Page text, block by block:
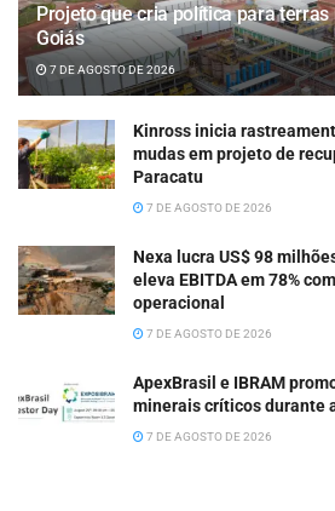
Projeto que cria política para
Goiás
7 DE AGOSTO DE 2026
Kinross inicia
mudas em projeto de
Paracatu
7 DE AGOSTO DE 2026
Nexa lucra US$ 98
eleva EBITDA em 78%
operacional
7 DE AGOSTO DE 2026
ApexBrasil e IBRAM
minerais críticos durante
7 DE AGOSTO DE 2026